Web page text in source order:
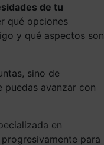
de tu
qué opciones
y qué aspectos son
sino de
puedas avanzar con
en
para